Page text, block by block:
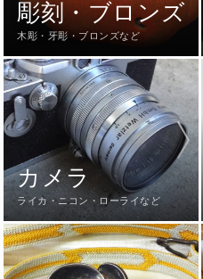
彫刻・ブロンズ
木彫・牙彫・ブロンズなど
カメラ
ライカ・ニコン・ローライなど